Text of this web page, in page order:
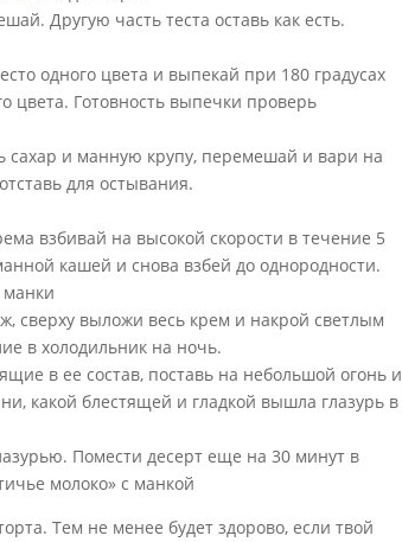
Другую часть теста оставь как есть.
одного цвета и выпекай при 180 градусах
цвета. Готовность выпечки проверь
сахар и манную крупу, перемешай и вари на
для остывания.
взбивай на высокой скорости в течение 5
кашей и снова взбей до однородности.
сверху выложи весь крем и накрой светлым
в холодильник на ночь.
в ее состав, поставь на небольшой огонь и
какой блестящей и гладкой вышла глазурь в
Помести десерт еще на 30 минут в
Тем не менее будет здорово, если твой